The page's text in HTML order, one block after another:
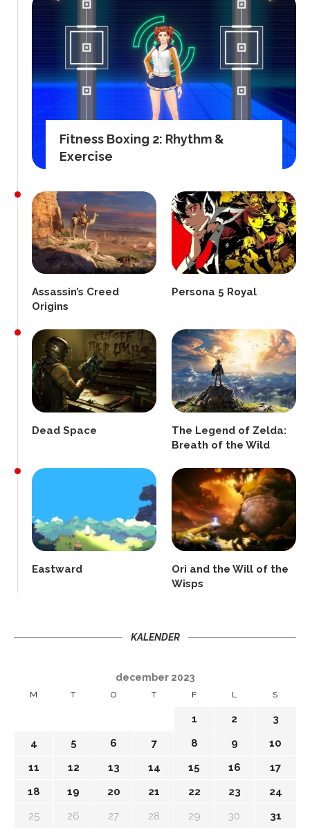
Fitness Boxing 2: Rhythm &
Exercise
Assassin’s Creed
Origins
Persona 5 Royal
Dead Space
The Legend of Zelda:
Breath of the Wild
Eastward
Ori and the Will of the
Wisps
KALENDER
december 2023
M T O T F L S
1 2
3
4
5 6 7 8 9
10
11
12 13 14 15 16
17
18
19 20 21 22 23
24
25
26 27 28 29 30 31